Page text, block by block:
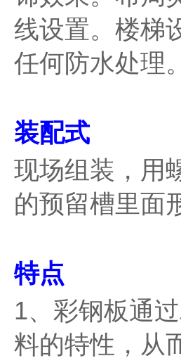
线设置。楼梯
任何防水处理。
装配式
现场组装，用
的预留槽里面
特点
1、彩钢板通
料的特性，从